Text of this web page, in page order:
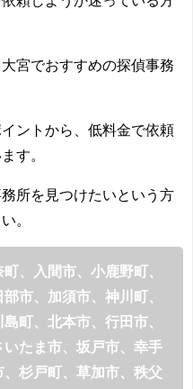
宮でおすすめの探偵事務
ントから、低料金で依頼
す。
所を見つけたいという方
。
、入間市、小鹿野町、
市、加須市、神川町、
町、北本市、行田市、
たま市、坂戸市、幸手
杉戸町、草加市、秩父